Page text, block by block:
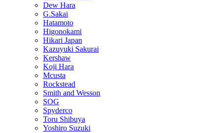
Dew Hara
G.Sakai
Hatamoto
Higonokami
Hikari Japan
Kazuyuki Sakurai
Kershaw
Koji Hara
Mcusta
Rockstead
Smith and Wesson
SOG
Spyderco
Toru Shibuya
Yoshiro Suzuki